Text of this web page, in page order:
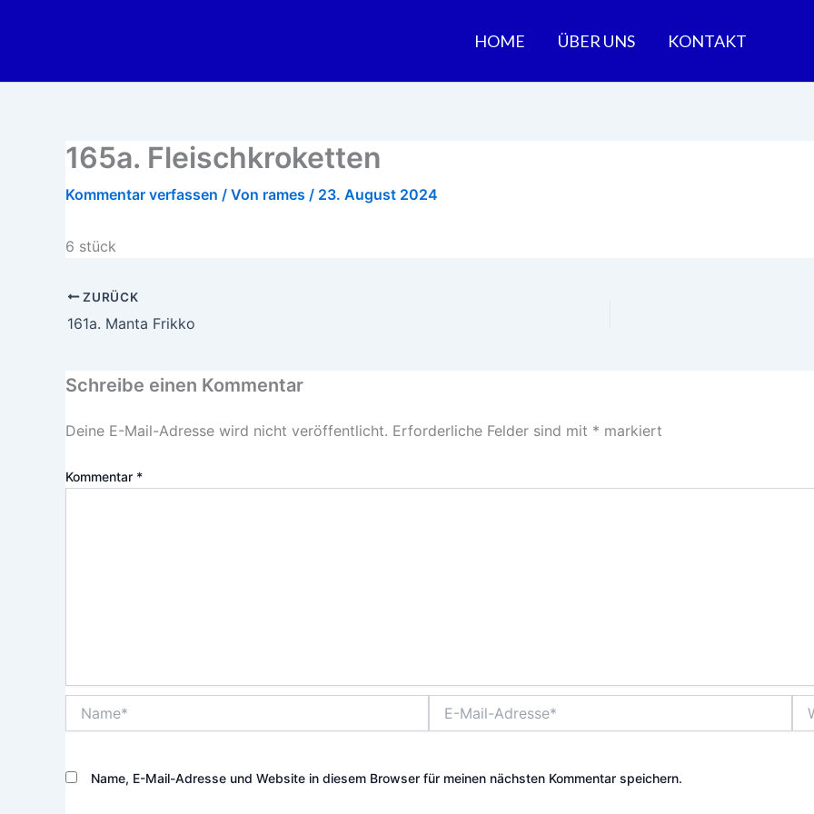
HOME ÜBER UNS KONTAKT
165a. Fleischkroketten
Kommentar verfassen / Von rames / 23. August 2024
6 stück
ZURÜCK
161a. Manta Frikko
Schreibe einen Kommentar
Deine E-Mail-Adresse wird nicht veröffentlicht. Erforderliche Felder sind mit * markiert
Kommentar *
Mail-
Name, E-Mail-Adresse und Website in diesem Browser für meinen nächsten Kommentar speichern.